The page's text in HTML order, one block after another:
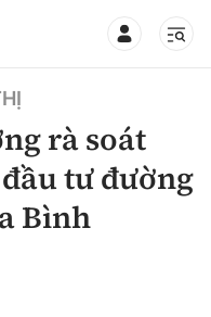
rà soát
tư đường
Bình